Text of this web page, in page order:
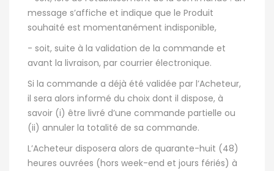
message s’affiche et indique que le Produit
souhaité est momentanément indisponible,
- soit, suite à la validation de la commande et
avant la livraison, par courrier électronique.
Si la commande a déjà été validée par l’Acheteur,
il sera alors informé du choix dont il dispose, à
savoir (i) être livré d’une commande partielle ou
(ii) annuler la totalité de sa commande.
L’Acheteur disposera alors de quarante-huit (48)
heures ouvrées (hors week-end et jours fériés) à